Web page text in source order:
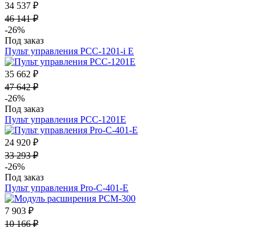
34 537 ₽
46 141 ₽
-26%
Под заказ
Пульт управления PCC-1201-i E
35 662 ₽
47 642 ₽
-26%
Под заказ
Пульт управления PCC-1201E
24 920 ₽
33 293 ₽
-26%
Под заказ
Пульт управления Pro-C-401-E
7 903 ₽
10 166 ₽